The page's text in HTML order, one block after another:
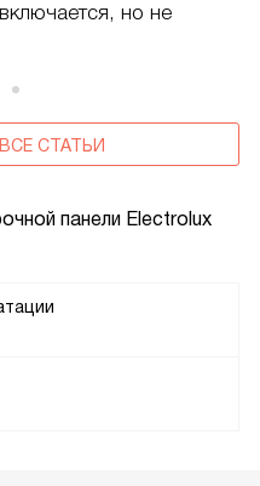
панели Electrolux
но не
СТАТЬИ